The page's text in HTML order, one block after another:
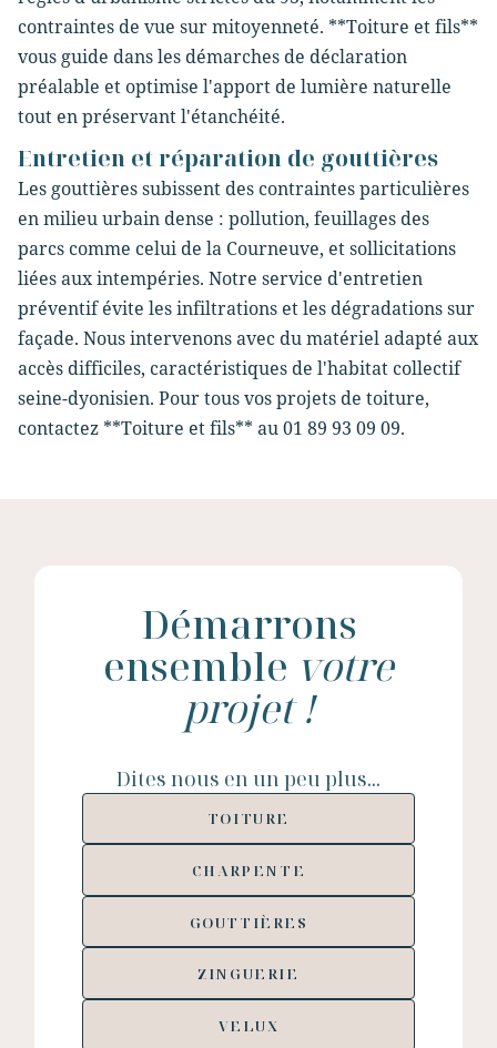
contraintes de vue sur mitoyenneté. **Toiture et fils**
vous guide dans les démarches de déclaration
préalable et optimise l'apport de lumière naturelle
tout en préservant l'étanchéité.
Entretien et réparation de gouttières
Les gouttières subissent des contraintes particulières
en milieu urbain dense : pollution, feuillages des
parcs comme celui de la Courneuve, et sollicitations
liées aux intempéries. Notre service d'entretien
préventif évite les infiltrations et les dégradations sur
façade. Nous intervenons avec du matériel adapté aux
accès difficiles, caractéristiques de l'habitat collectif
seine-dyonisien. Pour tous vos projets de toiture,
contactez **Toiture et fils** au 01 89 93 09 09.
Démarrons
ensemble votre
projet !
Dites nous en un peu plus...
TOITURE
CHARPENTE
GOUTTIÈRES
ZINGUERIE
VELUX